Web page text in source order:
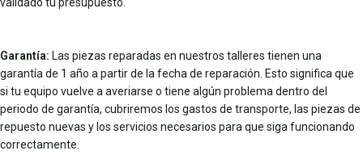
Garantía: Las piezas reparadas en nuestros talleres tienen una
garantía de 1 año a partir de la fecha de reparación. Esto significa que
si tu equipo vuelve a averiarse o tiene algún problema dentro del
periodo de garantía, cubriremos los gastos de transporte, las piezas de
repuesto nuevas y los servicios necesarios para que siga funcionando
correctamente.